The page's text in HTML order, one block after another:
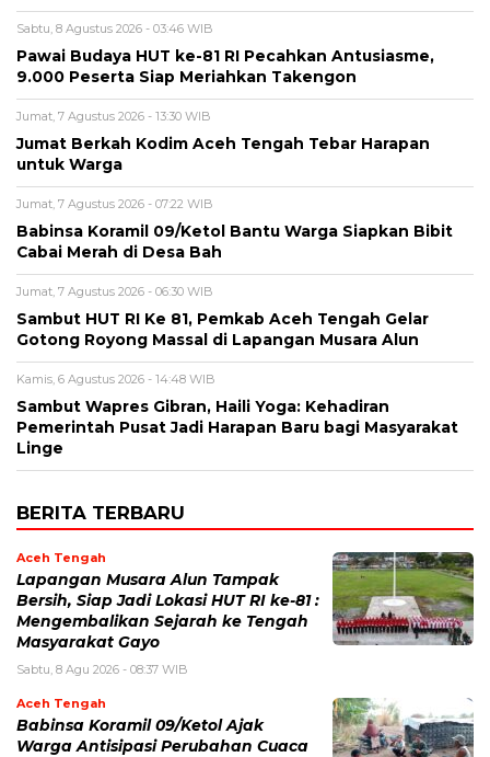
Sabtu, 8 Agustus 2026 - 03:46 WIB
Pawai Budaya HUT ke-81 RI Pecahkan Antusiasme,
9.000 Peserta Siap Meriahkan Takengon
Jumat, 7 Agustus 2026 - 13:30 WIB
Jumat Berkah Kodim Aceh Tengah Tebar Harapan
untuk Warga
Jumat, 7 Agustus 2026 - 07:22 WIB
‎Babinsa Koramil 09/Ketol Bantu Warga Siapkan Bibit
Cabai Merah di Desa Bah
Jumat, 7 Agustus 2026 - 06:30 WIB
Sambut HUT RI Ke 81, Pemkab Aceh Tengah Gelar
Gotong Royong Massal di Lapangan Musara Alun
Kamis, 6 Agustus 2026 - 14:48 WIB
‎Sambut Wapres Gibran, Haili Yoga: Kehadiran
Pemerintah Pusat Jadi Harapan Baru bagi Masyarakat
Linge
BERITA TERBARU
Aceh Tengah
Lapangan Musara Alun Tampak
Bersih, Siap Jadi Lokasi HUT RI ke-81 :
Mengembalikan Sejarah ke Tengah
Masyarakat Gayo
Sabtu, 8 Agu 2026 - 08:37 WIB
Aceh Tengah
‎Babinsa Koramil 09/Ketol Ajak
Warga Antisipasi Perubahan Cuaca